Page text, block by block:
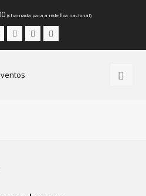
(chamada para a rede fixa nacional)
Instagram
LinkedInYoutube